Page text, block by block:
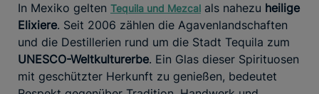
In Mexiko gelten Tequila und Mezcal als nahezu heilige
Elixiere. Seit 2006 zählen die Agavenlandschaften
und die Destillerien rund um die Stadt Tequila zum
UNESCO-Weltkulturerbe. Ein Glas dieser Spirituosen
mit geschützter Herkunft zu genießen, bedeutet